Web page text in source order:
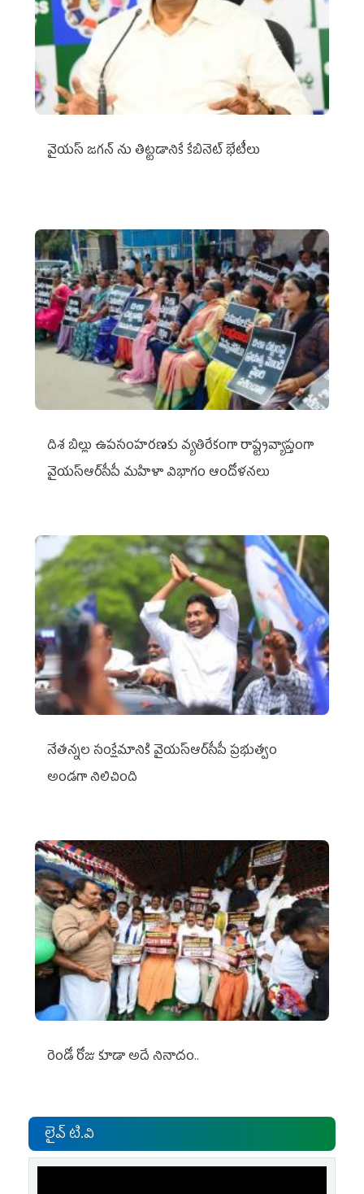
వైయ‌స్ జగన్‌ ను తిట్టడానికే కేబినెట్‌ భేటీలు
దిశ బిల్లు ఉపసంహరణకు వ్యతిరేకంగా రాష్ట్రవ్యాప్తంగా
వైయ‌స్ఆర్‌సీపీ మహిళా విభాగం ఆందోళనలు
నేతన్నల సంక్షేమానికి వైయ‌స్ఆర్‌సీపీ ప్రభుత్వం
అండగా నిలిచింది
రెండో రోజు కూడా అదే నినాదం..
లైవ్ టి.వి